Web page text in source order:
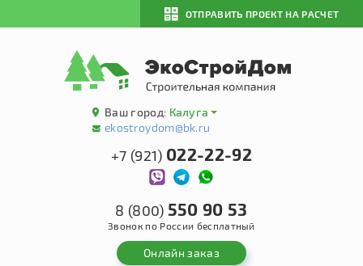
ОТПРАВИТЬ ПРОЕКТ НА РАСЧЕТ
Ваш город: Калуга
ekostroydom@bk.ru
+7 (921) 022-22-92
8 (800) 550 90 53
Звонок по России бесплатный
Онлайн заказ